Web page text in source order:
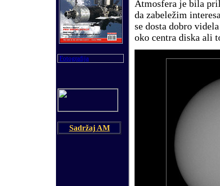
Fotografija
Sadržaj AM
Atmosfera je bila
da zabeležim
se dosta dobro
oko centra diska ali